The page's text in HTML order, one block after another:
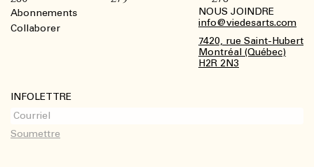
Abonnements
Collaborer
NOUS JOINDRE
info@viedesarts.com
7420, rue Saint-Hubert
Montréal (Québec)
H2R 2N3
INFOLETTRE